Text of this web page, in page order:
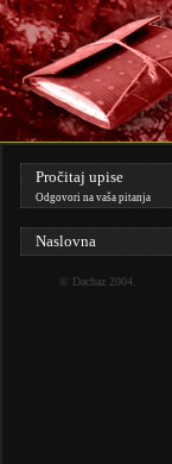
Pročitaj upise
Odgovori na vaša pitanja
Naslovna
© Dachaz2004.